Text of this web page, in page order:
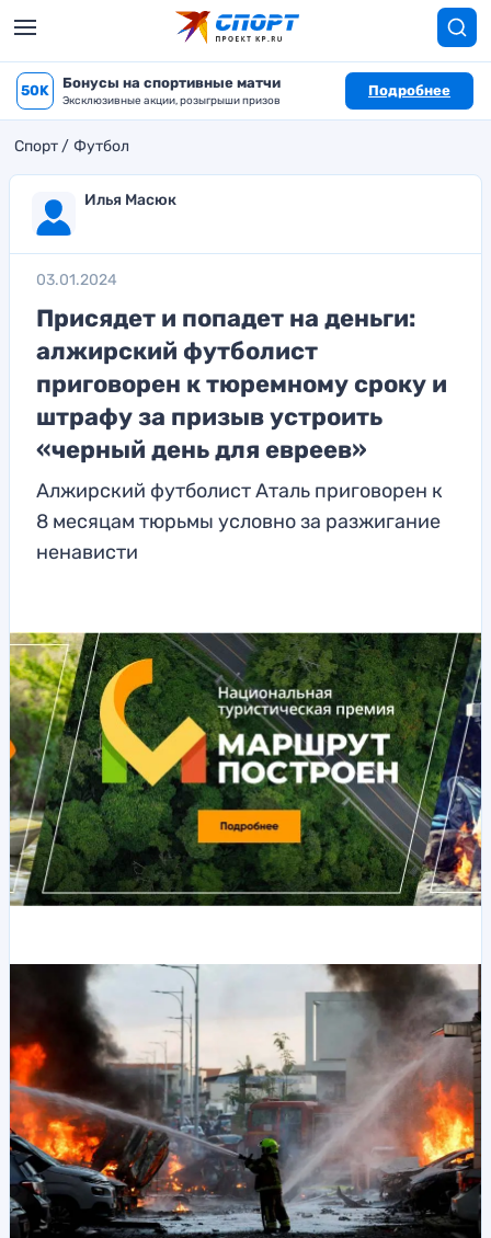
50K Бонусы на спортивные матчи
Эксклюзивные акции, розыгрыши призов
Подробнее
Спорт Футбол
Илья Масюк
03.01.2024
Присядет и попадет на деньги:
алжирский футболист
приговорен к тюремному сроку и
штрафу за призыв устроить
«черный день для евреев»
Алжирский футболист Аталь приговорен к
8 месяцам тюрьмы условно за разжигание
ненависти